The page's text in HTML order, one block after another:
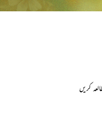
کریں